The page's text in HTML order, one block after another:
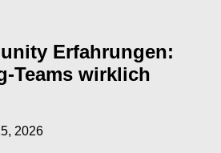
Erfahrungen:
Teams wirklich
2026